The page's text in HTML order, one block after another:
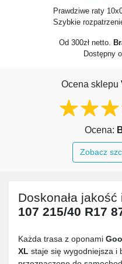
Prawdziwe raty
Szybkie
Od 300zł netto.
Dostępny
Ocena sklepu
Ocena:
Zobacz
Doskonała jakość
107 215/40 R17
Każda trasa z oponami
XL staje się wygodniejsza i